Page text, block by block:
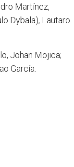
Martínez,
Dybala), Lautaro
Johan Mojica;
García.